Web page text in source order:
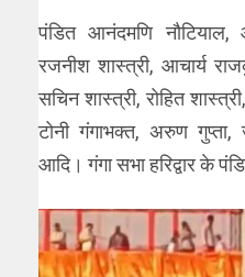
पंडित आनंदमणि नौटियाल,
रजनीश शास्त्री, आचार्य
सचिन शास्त्री, रोहित
टोनी गंगाभक्त, अरुण
आदि। गंगा सभा हरिद्वार के